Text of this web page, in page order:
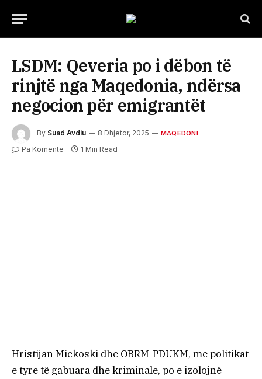
LSDM: Qeveria po i dëbon të
rinjtë nga Maqedonia, ndërsa
negocion për emigrantët
By Suad Avdiu 8 Dhjetor, 2025 MAQEDONI
Pa Komente 1 Min Read
Hristijan Mickoski dhe OBRM-PDUKM, me politikat
e tyre të gabuara dhe kriminale, po e izolojnë